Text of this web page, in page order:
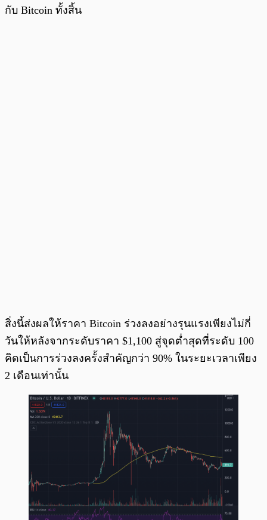
กับ Bitcoin ทั้งสิ้น
สิ่งนี้ส่งผลให้ราคา Bitcoin ร่วงลงอย่างรุนแรงเพียงไม่กี่
วันให้หลังจากระดับราคา $1,100 สู่จุดต่ำสุดที่ระดับ 100
คิดเป็นการร่วงลงครั้งสำคัญกว่า 90% ในระยะเวลาเพียง
2 เดือนเท่านั้น